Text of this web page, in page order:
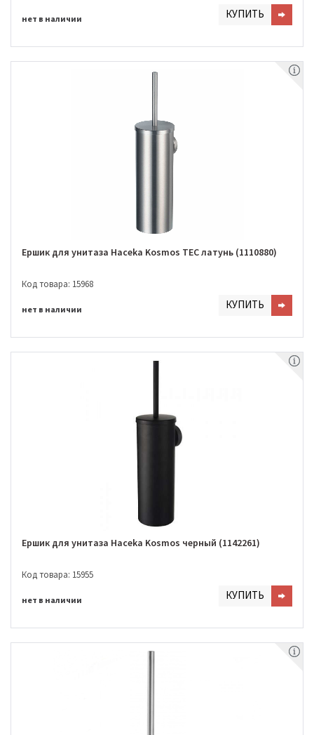
нет в наличии КУПИТЬ
Ершик для унитаза Haceka Kosmos TEC латунь (1110880)
Код товара: 15968
нет в наличии КУПИТЬ
Ершик для унитаза Haceka Kosmos черный (1142261)
Код товара: 15955
нет в наличии КУПИТЬ